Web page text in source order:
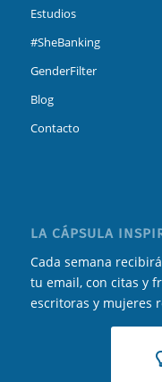
Estudios
#SheBanking
GenderFilter
Blog
Contacto
LA CÁPSULA
Cada semana
tu email, con citas y
escritoras y mujeres